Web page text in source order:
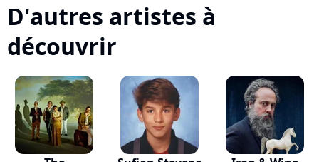
D'autres artistes à
découvrir